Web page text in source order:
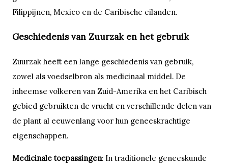
Filippijnen, Mexico en de Caribische eilanden.
Geschiedenis van Zuurzak en het gebruik
Zuurzak heeft een lange geschiedenis van gebruik,
zowel als voedselbron als medicinaal middel. De
inheemse volkeren van Zuid-Amerika en het Caribisch
gebied gebruikten de vrucht en verschillende delen van
de plant al eeuwenlang voor hun geneeskrachtige
eigenschappen.
Medicinale toepassingen: In traditionele geneeskunde